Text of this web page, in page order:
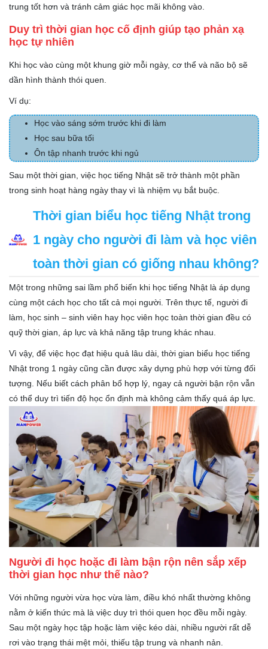
trung tốt hơn và tránh cảm giác học mãi không vào.
Duy trì thời gian học cố định giúp tạo phản xạ
học tự nhiên
Khi học vào cùng một khung giờ mỗi ngày, cơ thể và não bộ sẽ
dần hình thành thói quen.
Ví dụ:
Học vào sáng sớm trước khi đi làm
Học sau bữa tối
Ôn tập nhanh trước khi ngủ
Sau một thời gian, việc học tiếng Nhật sẽ trở thành một phần
trong sinh hoạt hàng ngày thay vì là nhiệm vụ bắt buộc.
Thời gian biểu học tiếng Nhật trong
1 ngày cho người đi làm và học viên
toàn thời gian có giống nhau không?
Một trong những sai lầm phổ biến khi học tiếng Nhật là áp dụng
cùng một cách học cho tất cả mọi người. Trên thực tế, người đi
làm, học sinh – sinh viên hay học viên học toàn thời gian đều có
quỹ thời gian, áp lực và khả năng tập trung khác nhau.
Vì vậy, để việc học đạt hiệu quả lâu dài, thời gian biểu học tiếng
Nhật trong 1 ngày cũng cần được xây dựng phù hợp với từng đối
tượng. Nếu biết cách phân bổ hợp lý, ngay cả người bận rộn vẫn
có thể duy trì tiến độ học ổn định mà không cảm thấy quá áp lực.
Người đi học hoặc đi làm bận rộn nên sắp xếp
thời gian học như thế nào?
Với những người vừa học vừa làm, điều khó nhất thường không
nằm ở kiến thức mà là việc duy trì thói quen học đều mỗi ngày.
Sau một ngày học tập hoặc làm việc kéo dài, nhiều người rất dễ
rơi vào trạng thái mệt mỏi, thiếu tập trung và nhanh nản.